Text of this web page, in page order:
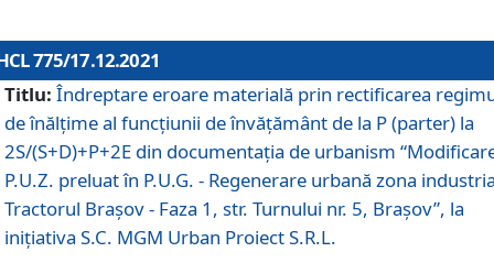
775/17.12.2021
Titlu: Îndreptare eroare materială prin rectificarea
de înălţime al funcţiunii de învăţământ de la P (parter) la
2S/(S+D)+P+2E din documentaţia de urbanism
P.U.Z. preluat în P.U.G. - Regenerare urbană zona
Tractorul Braşov - Faza 1, str. Turnului nr. 5, Braşov”, la
iniţiativa S.C. MGM Urban Proiect S.R.L.